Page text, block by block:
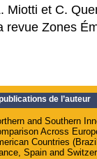
Miotti et C.
revue Zones
de l’auteur
and Southern
Across
Countries
Spain and